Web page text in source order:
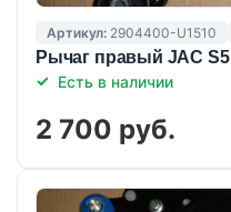
Артикул: 2904400-U1510
Рычаг правый JAC S5
Есть в наличии
2 700 руб.